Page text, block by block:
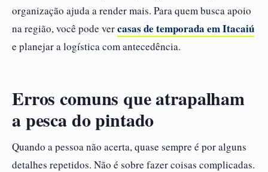
organização ajuda a render mais. Para quem busca apoio
na região, você pode vercasas de temporada em Itacaiú
e planejar a logística com antecedência.
Erros comuns que atrapalham
a pesca do pintado
Quando a pessoa não acerta, quase sempre é por alguns
detalhes repetidos. Não é sobre fazer coisas complicadas.